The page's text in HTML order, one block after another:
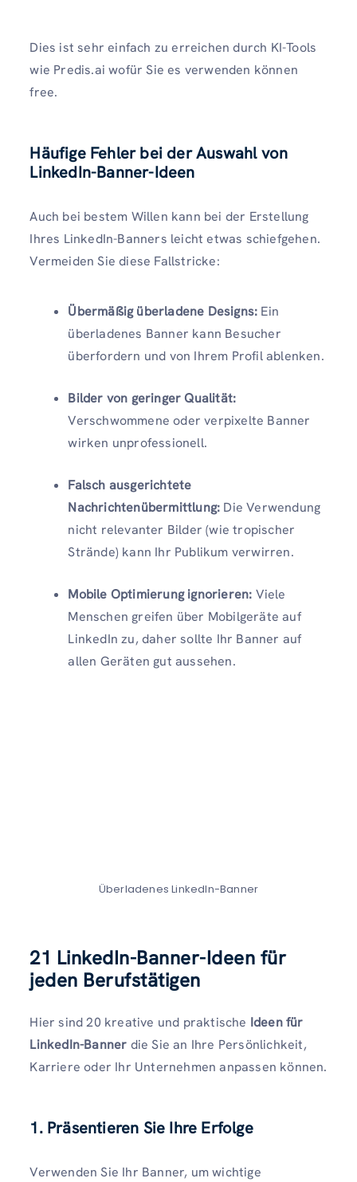
Dies ist sehr einfach zu erreichen durch KI-Tools
wie Predis.ai wofür Sie es verwenden können
free.
Häufige Fehler bei der Auswahl von
LinkedIn-Banner-Ideen
Auch bei bestem Willen kann bei der Erstellung
Ihres LinkedIn-Banners leicht etwas schiefgehen.
Vermeiden Sie diese Fallstricke:
Übermäßig überladene Designs: Ein
überladenes Banner kann Besucher
überfordern und von Ihrem Profil ablenken.
Bilder von geringer Qualität:
Verschwommene oder verpixelte Banner
wirken unprofessionell.
Falsch ausgerichtete
Nachrichtenübermittlung: Die Verwendung
nicht relevanter Bilder (wie tropischer
Strände) kann Ihr Publikum verwirren.
Mobile Optimierung ignorieren: Viele
Menschen greifen über Mobilgeräte auf
LinkedIn zu, daher sollte Ihr Banner auf
allen Geräten gut aussehen.
Überladenes LinkedIn-Banner
21 LinkedIn-Banner-Ideen für
jeden Berufstätigen
Hier sind 20 kreative und praktische Ideen für
LinkedIn-Banner die Sie an Ihre Persönlichkeit,
Karriere oder Ihr Unternehmen anpassen können.
1. Präsentieren Sie Ihre Erfolge
Verwenden Sie Ihr Banner, um wichtige